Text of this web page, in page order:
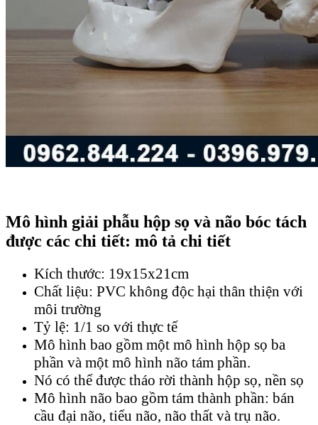
Mô hình giải phẫu hộp sọ và não bóc tách
được các chi tiết: mô tả chi tiết
Kích thước: 19x15x21cm
Chất liệu: PVC không độc hại thân thiện với
môi trường
Tỷ lệ: 1/1 so với thực tế
Mô hình bao gồm một mô hình hộp sọ ba
phần và một mô hình não tám phần.
Nó có thể được tháo rời thành hộp sọ, nền sọ
Mô hình não bao gồm tám thành phần: bán
cầu đại não, tiểu não, não thất và trụ não.